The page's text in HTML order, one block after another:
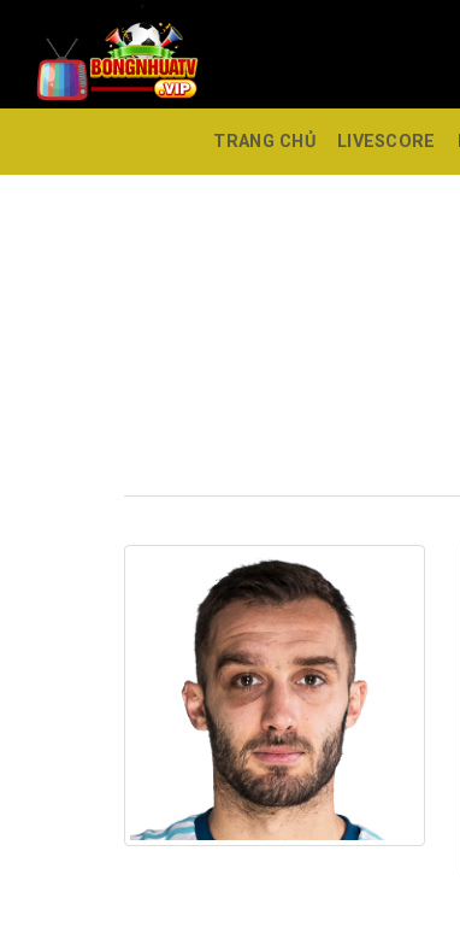
TRANG CHỦ LIVESCORE